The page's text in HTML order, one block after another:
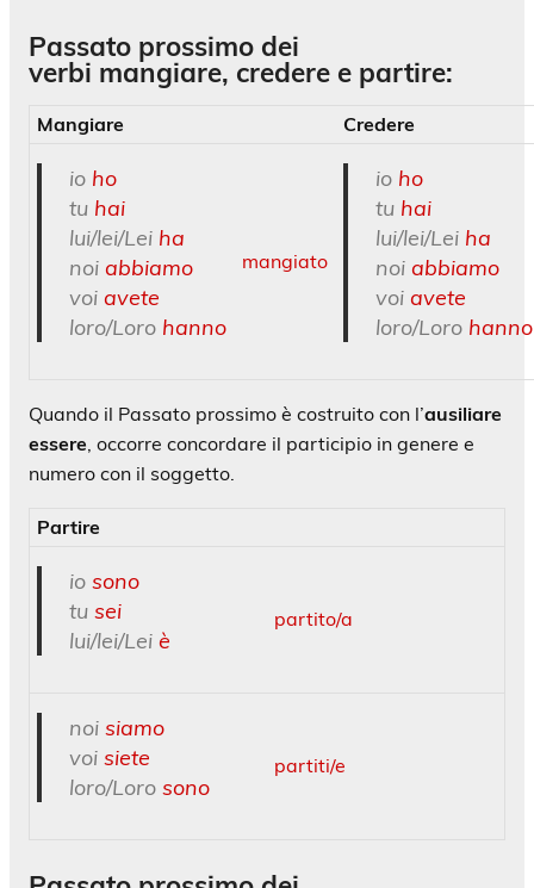
Passato prossimo dei
verbi mangiare, credere e partire:
Mangiare Credere
io ho
tu hai
lui/lei/Lei ha
noi abbiamo
voi avete
loro/Loro hanno
mangiato
io ho
tu hai
lui/lei/Lei ha
noi abbiamo
voi avete
loro/Loro hanno
Quando il Passato prossimo è costruito con l’ausiliare
essere , occorre concordare il participio in genere e
numero con il soggetto.
Partire
io sono
tu sei
lui/lei/Lei è
partito/a
noi siamo
voi siete
loro/Loro sono
partiti/e